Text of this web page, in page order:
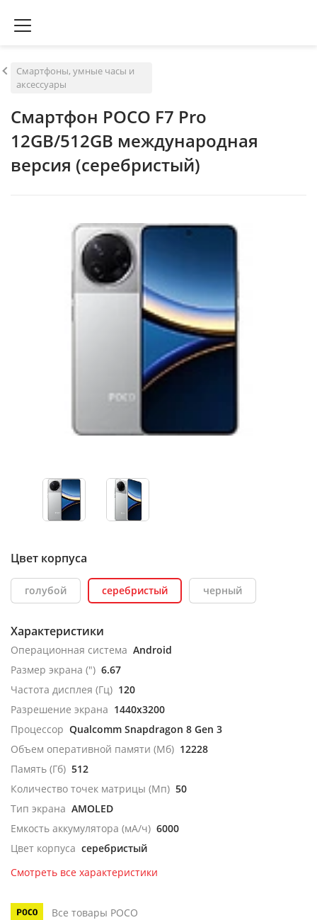
Смартфоны, умные часы и
аксессуары
Смартфон POCO F7 Pro
12GB/512GB международная
версия (серебристый)
Цвет корпуса
голубой серебристый черный
Характеристики
Операционная система Android
Размер экрана (") 6.67
Частота дисплея (Гц) 120
Разрешение экрана 1440x3200
Процессор Qualcomm Snapdragon 8 Gen 3
Объем оперативной памяти (Мб) 12228
Память (Гб) 512
Количество точек матрицы (Мп) 50
Тип экрана AMOLED
Емкость аккумулятора (мА/ч) 6000
Цвет корпуса серебристый
Смотреть все характеристики
Все товары POCO